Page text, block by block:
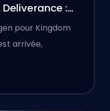
:
pour Kingdom
arrivée,